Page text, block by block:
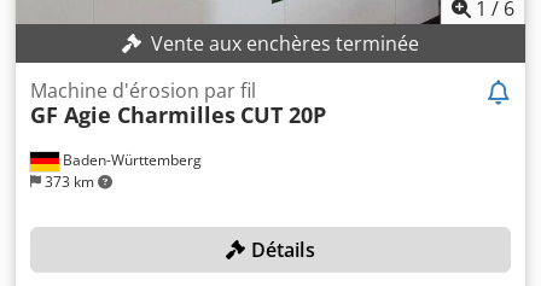
1 / 6
Vente aux enchères terminée
Baden-Württemberg
373 km
Machine d'érosion par fil
GF Agie Charmilles CUT 20P
Détails